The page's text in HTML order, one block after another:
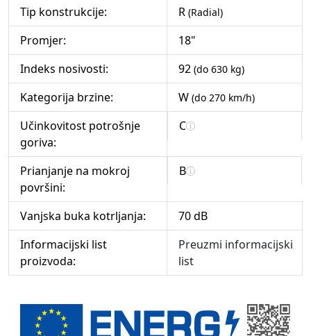
Tip konstrukcije: R (Radial)
Promjer:
18"
Indeks nosivosti:
92 (do 630 kg)
Kategorija brzine: W (do 270 km/h)
Učinkovitost potrošnje
goriva:
C
Prianjanje na mokroj
površini:
B
Vanjska buka kotrljanja:
70 dB
Informacijski list
proizvoda:
Preuzmi informacijski
list